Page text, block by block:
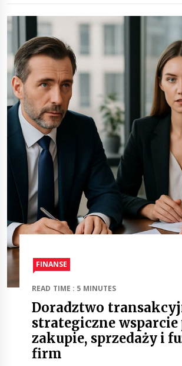
FINANSE
READ TIME : 5 MINUTES
Doradztwo
strategiczne wsparcie
zakupie, sprzedaży i
firm